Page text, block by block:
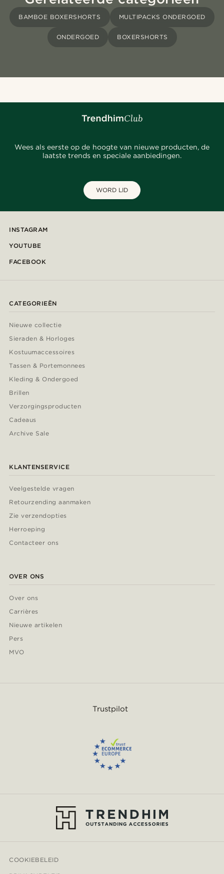
BAMBOE BOXERSHORTS MULTIPACKS ONDERGOED
ONDERGOED BOXERSHORTS
Wees als eerste op de hoogte van nieuwe producten, de
laatste trends en speciale aanbiedingen.
WORD LID
INSTAGRAM
YOUTUBE
FACEBOOK
CATEGORIEËN
Nieuwe collectie
Sieraden & Horloges
Kostuumaccessoires
Tassen & Portemonnees
Kleding & Ondergoed
Brillen
Verzorgingsproducten
Cadeaus
Archive Sale
KLANTENSERVICE
Veelgestelde vragen
Retourzending aanmaken
Zie verzendopties
Herroeping
Contacteer ons
OVER ONS
Over ons
Carrières
Nieuwe artikelen
Pers
MVO
Trustpilot
COOKIEBELEID